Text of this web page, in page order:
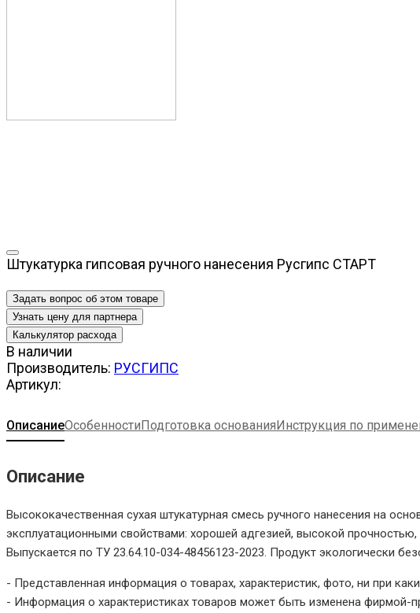
Штукатурка гипсовая ручного нанесения Русгипс СТАРТ
Задать вопрос об этом товаре
Узнать цену для партнера
В наличии
Производитель: РУСГИПС
Артикул:
ОписаниеОсобенностиПодготовка основанияИнструкция по
Описание
Высококачественная сухая штукатурная смесь ручного нанесения на
эксплуатационными свойствами: хорошей адгезией, высокой
Выпускается по ТУ 23.64.10-034-48456123-2023. Продукт экологически
- Представленная информация о товарах, характеристик, фото, ни при
- Информация о характеристиках товаров может быть изменена